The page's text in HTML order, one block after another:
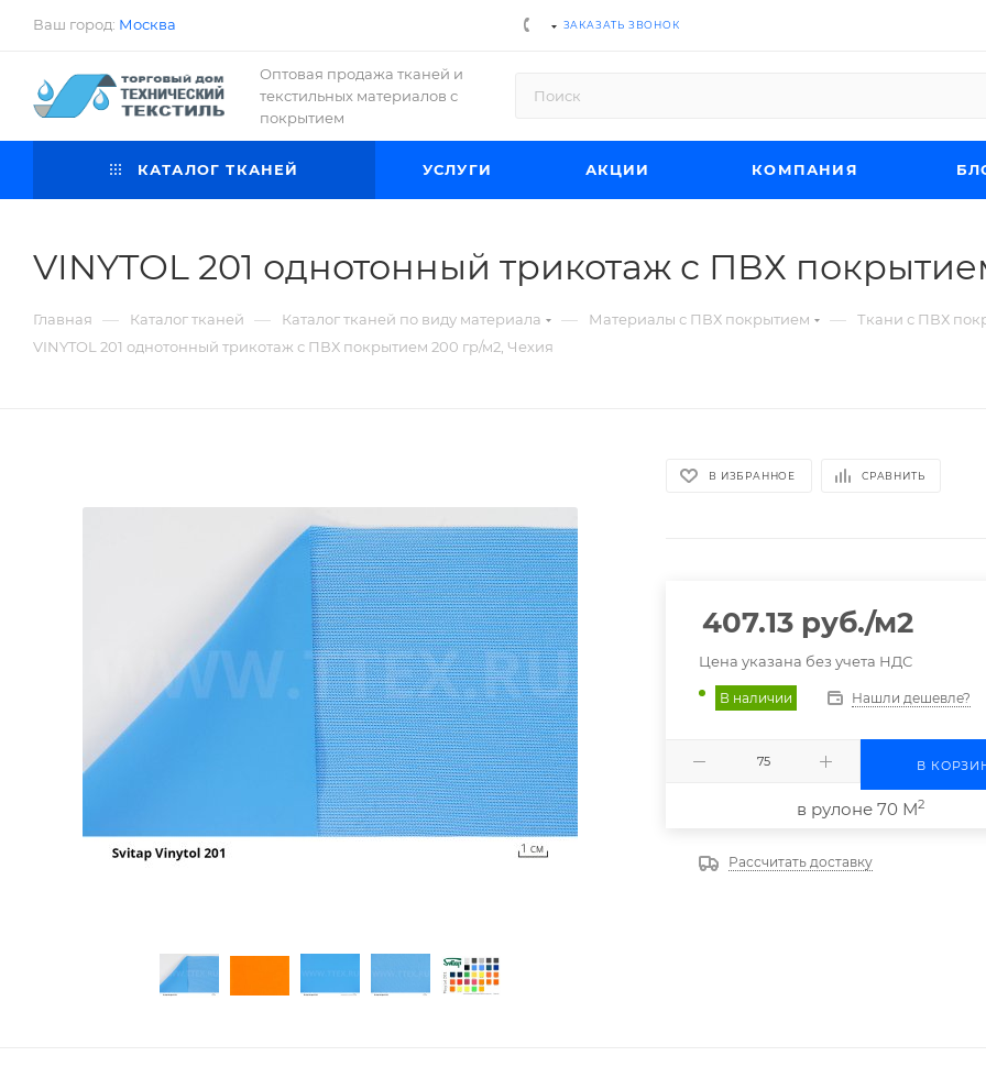
Ваш город: Москва ЗАКАЗАТЬ ЗВОНОК
Оптовая продажа тканей и
текстильных материалов с
покрытием
КАТАЛОГ ТКАНЕЙ УСЛУГИ АКЦИИ КОМПАНИЯ
VINYTOL 201 однотонный трикотаж с ПВХ
Главная — Каталог тканей — Каталог тканей по виду материала — Материалы с ПВХ покрытием —
Ткани с ПВХ
VINYTOL 201 однотонный трикотаж с ПВХ покрытием 200 гр/м2, Чехия
В ИЗБРАННОЕ СРАВНИТЬ
407.13 руб./м2
Цена указана без учета НДС
В наличии Нашли дешевле?
В
в рулоне 70 М2
Рассчитать доставку